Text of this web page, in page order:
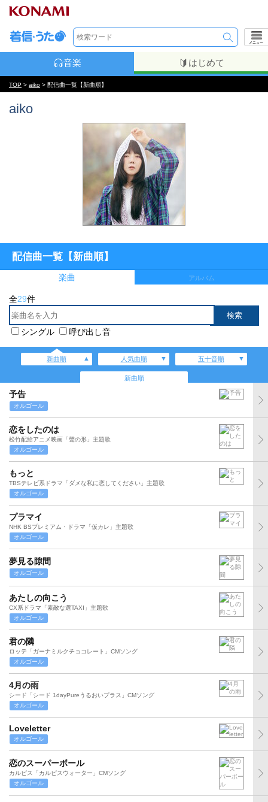
メニュー
音楽 はじめて
TOP > aiko > 配信曲一覧【新曲順】
aiko
配信曲一覧【新曲順】
楽曲 アルバム
全29件
シングル 呼び出し音
新曲順 人気曲順 五十音順
新曲順
予告
オルゴール
恋をしたのは
松竹配給アニメ映画「聲の形」主題歌
オルゴール
もっと
TBSテレビ系ドラマ「ダメな私に恋してください」主題歌
オルゴール
プラマイ
NHK BSプレミアム・ドラマ「仮カレ」主題歌
オルゴール
夢見る隙間
オルゴール
あたしの向こう
CX系ドラマ「素敵な選TAXI」主題歌
オルゴール
君の隣
ロッテ「ガーナミルクチョコレート」CMソング
オルゴール
4月の雨
シード「シード 1dayPureうるおいプラス」CMソング
オルゴール
Loveletter
オルゴール
恋のスーパーボール
カルピス「カルピスウォーター」CMソング
オルゴール